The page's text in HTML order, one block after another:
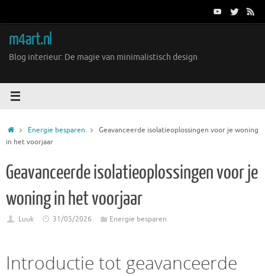
inhoud
m4art.nl
Blog interieur: De magie van minimalistisch design
HomeEnergie besparen
Geavanceerde isolatieoplossingen voor je woning
in het voorjaar
Geavanceerde isolatieoplossingen voor je
woning in het voorjaar
Luuk 31/05/2026 Energie besparen
Introductie tot geavanceerde